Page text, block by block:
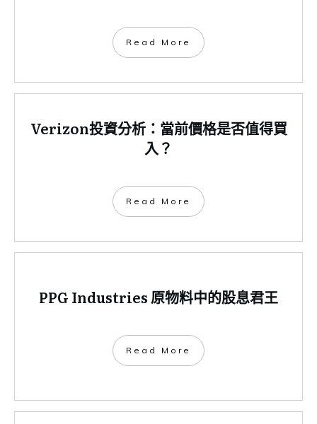
​Read More
Verizon投資分析：當前價格是否值得買
入？
​Read More
PPG Industries 原物料中的股息君王
​Read More